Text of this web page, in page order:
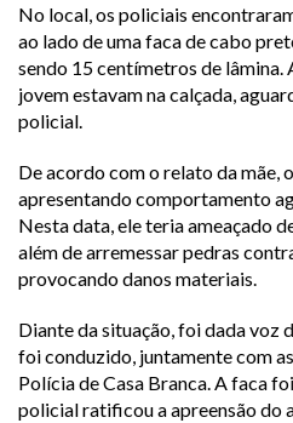
No local, os policiais
ao lado de uma faca de cabo
sendo 15 centímetros de lâmina.
jovem estavam na calçada,
policial.
De acordo com o relato da mãe,
apresentando comportamento
Nesta data, ele teria ameaçado
além de arremessar pedras
provocando danos materiais.
Diante da situação, foi dada voz
foi conduzido, juntamente com
Polícia de Casa Branca. A faca
policial ratificou a apreensão do